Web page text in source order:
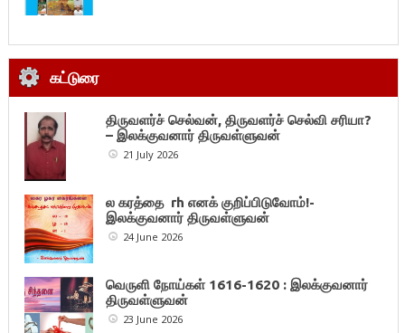
கட்டுரை
திருவளர்ச் செல்வன், திருவளர்ச் செல்வி சரியா?
– இலக்குவனார் திருவள்ளுவன்
21 July 2026
ல கரத்தை rh எனக் குறிப்பிடுவோம்!-
இலக்குவனார் திருவள்ளுவன்
24 June 2026
வெருளி நோய்கள் 1616-1620 : இலக்குவனார்
திருவள்ளுவன்
23 June 2026